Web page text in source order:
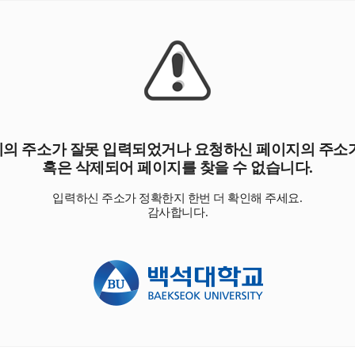
주소가 잘못 입력되었거나 요청하신 페이지의 주소
혹은 삭제되어 페이지를 찾을 수 없습니다.
입력하신 주소가 정확한지 한번 더 확인해 주세요.
감사합니다.